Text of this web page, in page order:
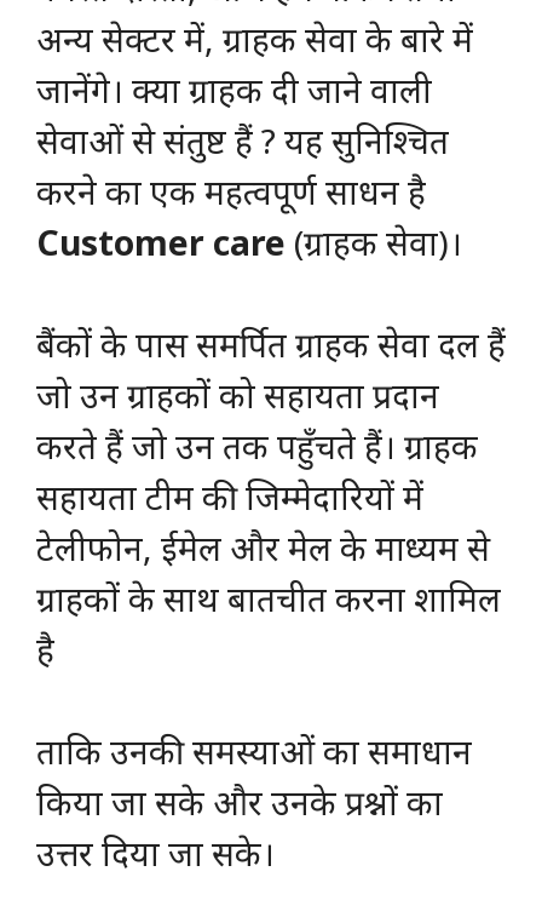
अन्य सेक्टर में, ग्राहक सेवा के बारे में
जानेंगे। क्या ग्राहक दी जाने वाली
सेवाओं से संतुष्ट हैं ? यह सुनिश्चित
करने का एक महत्वपूर्ण साधन है
Customer care (ग्राहक सेवा)।
बैंकों के पास समर्पित ग्राहक सेवा दल हैं
जो उन ग्राहकों को सहायता प्रदान
करते हैं जो उन तक पहुँचते हैं। ग्राहक
सहायता टीम की जिम्मेदारियों में
टेलीफोन, ईमेल और मेल के माध्यम से
ग्राहकों के साथ बातचीत करना शामिल
है
ताकि उनकी समस्याओं का समाधान
किया जा सके और उनके प्रश्नों का
उत्तर दिया जा सके।